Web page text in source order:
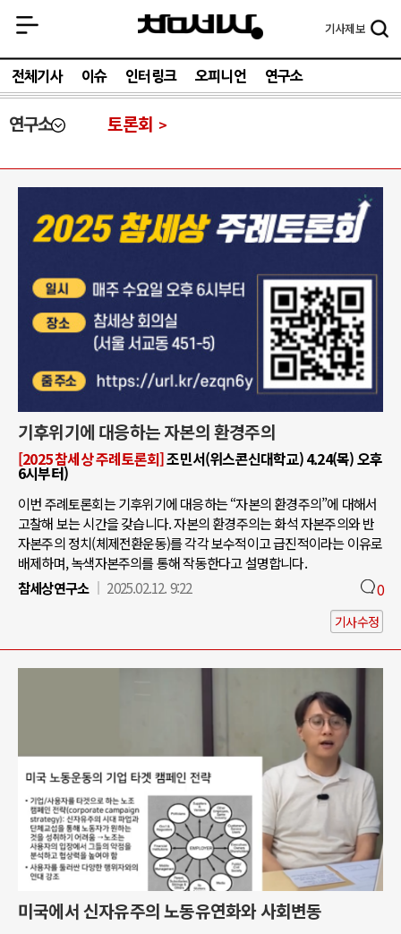
기사제보
전체기사 이슈 인터링크 오피니언 연구소
연구소 토론회
기후위기에 대응하는 자본의 환경주의
[2025 참세상 주례토론회]조민서(위스콘신대학교) 4.24(목) 오후
6시부터)
이번 주례토론회는 기후위기에 대응하는 “자본의 환경주의”에 대해서
고찰해 보는 시간을 갖습니다. 자본의 환경주의는 화석 자본주의와 반
자본주의 정치(체제전환운동)를 각각 보수적이고 급진적이라는 이유로
배제하며, 녹색자본주의를 통해 작동한다고 설명합니다.
참세상연구소
2025.02.12. 9:22 0
기사수정
미국에서 신자유주의 노동유연화와 사회변동